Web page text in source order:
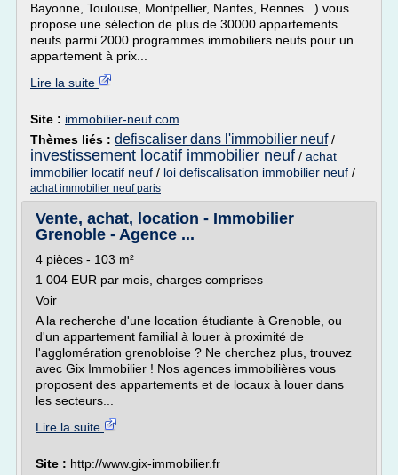
Bayonne, Toulouse, Montpellier, Nantes, Rennes...) vous
propose une sélection de plus de 30000 appartements
neufs parmi 2000 programmes immobiliers neufs pour un
appartement à prix...
Lire la suite
Site : immobilier-neuf.com
Thèmes liés : defiscaliser dans l'immobilier neuf/
investissement locatif immobilier neuf / achat
immobilier locatif neuf / loi defiscalisation immobilier neuf /
achat immobilier neuf paris
Vente, achat, location - Immobilier
Grenoble - Agence ...
4 pièces - 103 m²
1 004 EUR par mois, charges comprises
Voir
A la recherche d'une location étudiante à Grenoble, ou
d'un appartement familial à louer à proximité de
l'agglomération grenobloise ? Ne cherchez plus, trouvez
avec Gix Immobilier ! Nos agences immobilières vous
proposent des appartements et de locaux à louer dans
les secteurs...
Lire la suite
Site : http://www.gix-immobilier.fr